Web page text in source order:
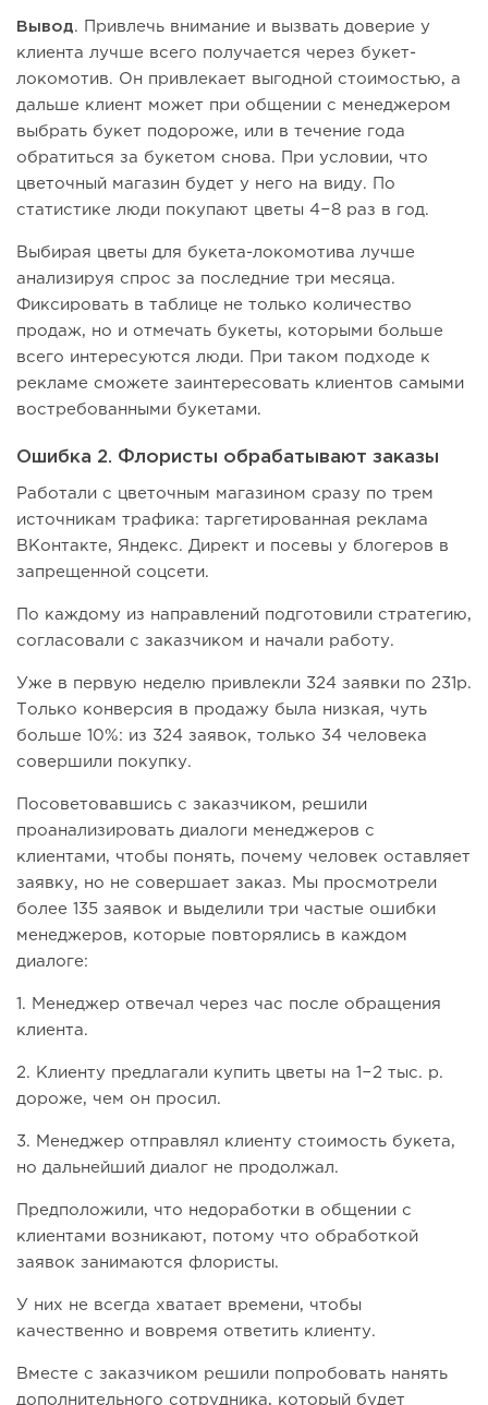
Вывод. Привлечь внимание и вызвать доверие у
клиента лучше всего получается через букет-
локомотив. Он привлекает выгодной стоимостью, а
дальше клиент может при общении с менеджером
выбрать букет подороже, или в течение года
обратиться за букетом снова. При условии, что
цветочный магазин будет у него на виду. По
статистике люди покупают цветы 4−8 раз в год.
Выбирая цветы для букета-локомотива лучше
анализируя спрос за последние три месяца.
Фиксировать в таблице не только количество
продаж, но и отмечать букеты, которыми больше
всего интересуются люди. При таком подходе к
рекламе сможете заинтересовать клиентов самыми
востребованными букетами.
Ошибка 2. Флористы обрабатывают заказы
Работали с цветочным магазином сразу по трем
источникам трафика: таргетированная реклама
ВКонтакте, Яндекс. Директ и посевы у блогеров в
запрещенной соцсети.
По каждому из направлений подготовили стратегию,
согласовали с заказчиком и начали работу.
Уже в первую неделю привлекли 324 заявки по 231р.
Только конверсия в продажу была низкая, чуть
больше 10%: из 324 заявок, только 34 человека
совершили покупку.
Посоветовавшись с заказчиком, решили
проанализировать диалоги менеджеров с
клиентами, чтобы понять, почему человек оставляет
заявку, но не совершает заказ. Мы просмотрели
более 135 заявок и выделили три частые ошибки
менеджеров, которые повторялись в каждом
диалоге:
1. Менеджер отвечал через час после обращения
клиента.
2. Клиенту предлагали купить цветы на 1−2 тыс. р.
дороже, чем он просил.
3. Менеджер отправлял клиенту стоимость букета,
но дальнейший диалог не продолжал.
Предположили, что недоработки в общении с
клиентами возникают, потому что обработкой
заявок занимаются флористы.
У них не всегда хватает времени, чтобы
качественно и вовремя ответить клиенту.
Вместе с заказчиком решили попробовать нанять
дополнительного сотрудника, который будет